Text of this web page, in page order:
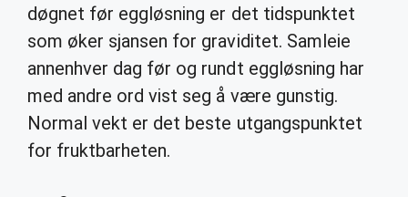
døgnet før eggløsning er det tidspunktet
som øker sjansen for graviditet. Samleie
annenhver dag før og rundt eggløsning har
med andre ord vist seg å være gunstig.
Normal vekt er det beste utgangspunktet
for fruktbarheten.